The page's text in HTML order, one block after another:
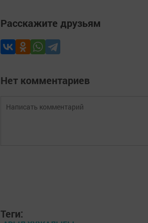
Расскажите друзьям
Нет комментариев
Теги: